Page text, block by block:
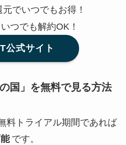
でいつでもお得！
つでも解約OK！
公式サイト
国」 を無料で見る方法
料トライアル期間であれば
です。